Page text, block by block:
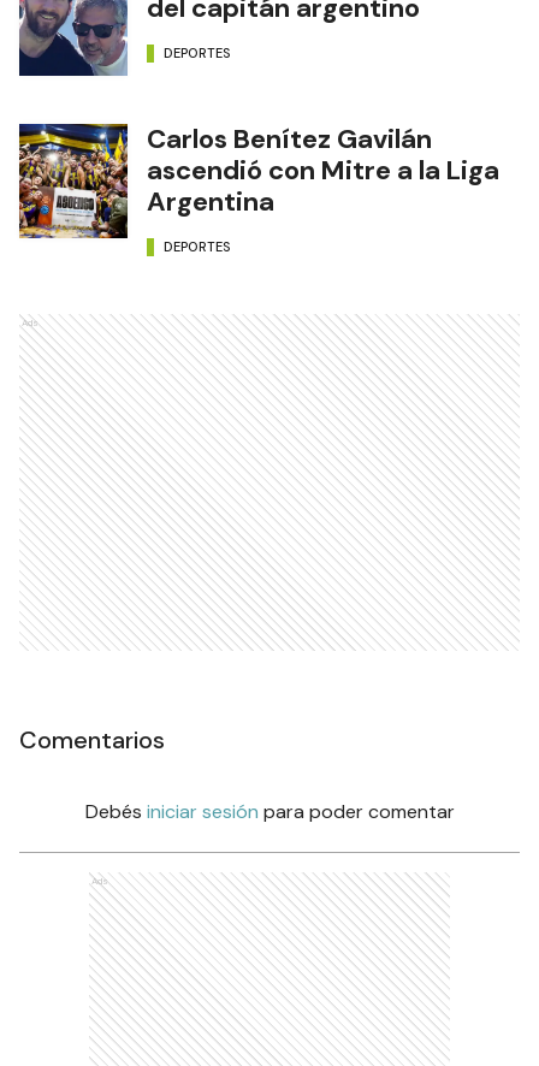
del capitán argentino
DEPORTES
Carlos Benítez Gavilán
ascendió con Mitre a la Liga
Argentina
DEPORTES
Ads
Comentarios
Debés iniciar sesión para poder comentar
Ads